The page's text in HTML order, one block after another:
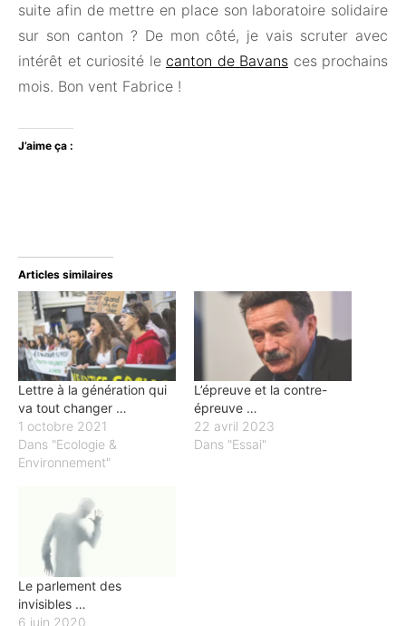
suite afin de mettre en place son laboratoire solidaire
sur son canton ? De mon côté, je vais scruter avec
intérêt et curiosité le canton de Bavans ces prochains
mois. Bon vent Fabrice !
J’aime ça :
Articles similaires
Lettre à la génération qui
va tout changer …
1 octobre 2021
Dans "Ecologie &
Environnement"
L’épreuve et la contre-
épreuve …
22 avril 2023
Dans "Essai"
Le parlement des
invisibles …
6 juin 2020